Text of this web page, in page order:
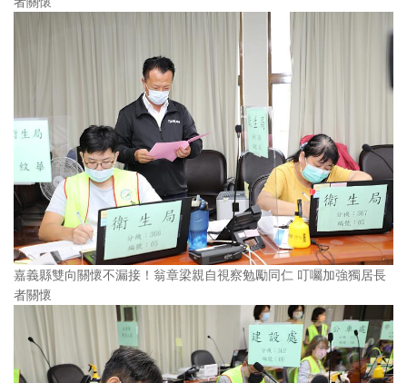
嘉義縣雙向關懷不漏接！翁章梁親自視察勉勵同仁 叮囑加強獨居長
者關懷